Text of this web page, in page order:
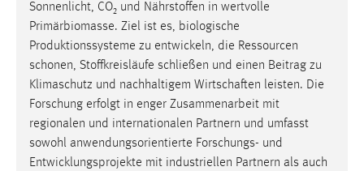
Sonnenlicht, CO₂ und Nährstoffen in wertvolle
Primärbiomasse. Ziel ist es, biologische
Produktionssysteme zu entwickeln, die Ressourcen
schonen, Stoffkreisläufe schließen und einen Beitrag zu
Klimaschutz und nachhaltigem Wirtschaften leisten. Die
Forschung erfolgt in enger Zusammenarbeit mit
regionalen und internationalen Partnern und umfasst
sowohl anwendungsorientierte Forschungs- und
Entwicklungsprojekte mit industriellen Partnern als auch